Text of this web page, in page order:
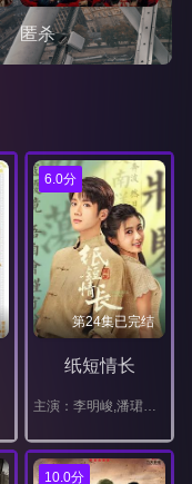
匿杀
6.0分
第24集已完结
纸短情长
10.0分